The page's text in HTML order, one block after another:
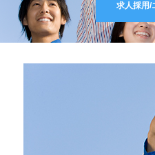
求人採用/